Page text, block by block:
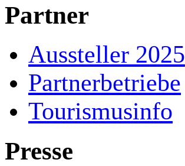
Partner
Aussteller 2025
Partnerbetriebe
Tourismusinfo
Presse